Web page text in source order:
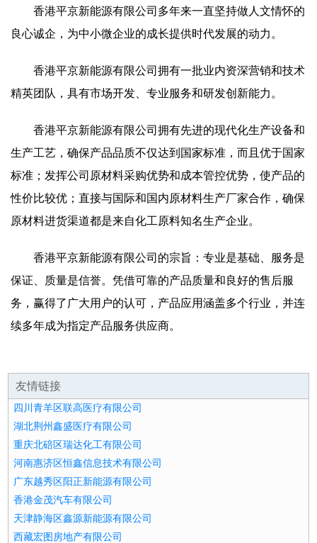
香港平京新能源有限公司多年来一直坚持做人文情怀的
良心诚企，为中小微企业的成长提供时代发展的动力。
香港平京新能源有限公司拥有一批业内资深营销和技术
精英团队，具有市场开发、专业服务和研发创新能力。
香港平京新能源有限公司拥有先进的现代化生产设备和
生产工艺，确保产品品质不仅达到国家标准，而且优于国家
标准；发挥公司原材料采购优势和成本管控优势，使产品的
性价比较优；直接与国际和国内原材料生产厂家合作，确保
原材料进货渠道都是来自化工原料知名生产企业。
香港平京新能源有限公司的宗旨：专业是基础、服务是
保证、质量是信誉。凭借可靠的产品质量和良好的售后服
务，赢得了广大用户的认可，产品应用涵盖多个行业，并连
续多年成为指定产品服务供应商。
友情链接
四川青羊区联高医疗有限公司
湖北荆州鑫盛医疗有限公司
重庆北碚区瑞达化工有限公司
河南惠济区恒鑫信息技术有限公司
广东越秀区阳正新能源有限公司
香港金茂汽车有限公司
天津静海区鑫源新能源有限公司
西藏宏图房地产有限公司